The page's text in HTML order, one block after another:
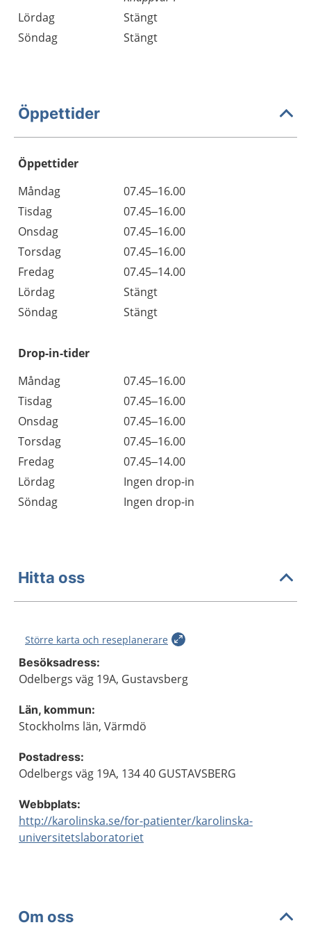
Lördag
Stängt
Söndag
Stängt
Öppettider
Öppettider
Dag
Öppettider
Kommentarer
Måndag
07.45–16.00
Tisdag
07.45–16.00
Onsdag
07.45–16.00
Torsdag
07.45–16.00
Fredag
07.45–14.00
Lördag
Stängt
Söndag
Stängt
Drop-in-tider
Måndag
07.45–16.00
Tisdag
07.45–16.00
Onsdag
07.45–16.00
Torsdag
07.45–16.00
Fredag
07.45–14.00
Lördag
Ingen drop-in
Söndag
Ingen drop-in
Hitta oss
Större karta och reseplanerare
Besöksadress:
Odelbergs väg 19A, Gustavsberg
Län, kommun:
Stockholms län, Värmdö
Postadress:
Odelbergs väg 19A, 134 40 GUSTAVSBERG
Webbplats:
http://karolinska.se/for-patienter/karolinska-
universitetslaboratoriet
Om oss